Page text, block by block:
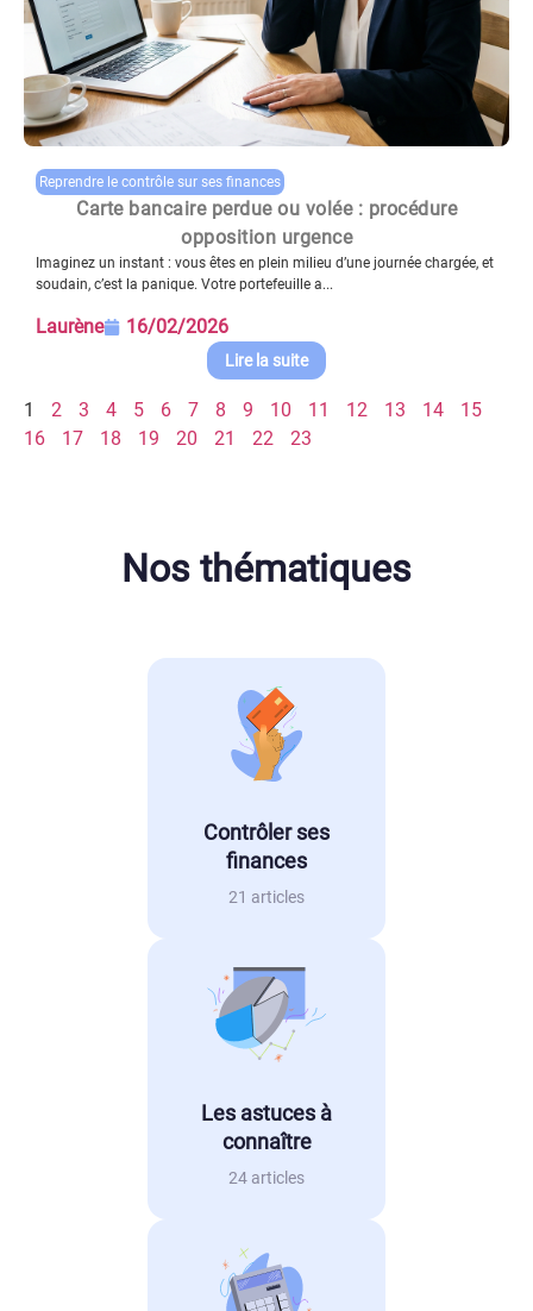
Reprendre le contrôle sur ses finances
Carte bancaire perdue ou volée : procédure
opposition urgence
Imaginez un instant : vous êtes en plein milieu d’une journée chargée, et
soudain, c’est la panique. Votre portefeuille a...
Laurène 16/02/2026
Lire la suite
1 2 3 4 5 6 7 8 9 10 11 12 13 14
15
16
17 18 19 20 21 22 23
Nos thématiques
Contrôler ses
finances
21 articles
Les astuces à
connaître
24 articles